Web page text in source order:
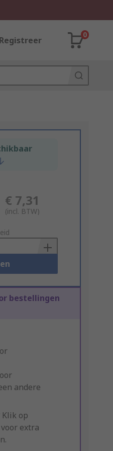
0
€ 7,31
(incl. BTW)
bestellingen
andere
Klik op
extra